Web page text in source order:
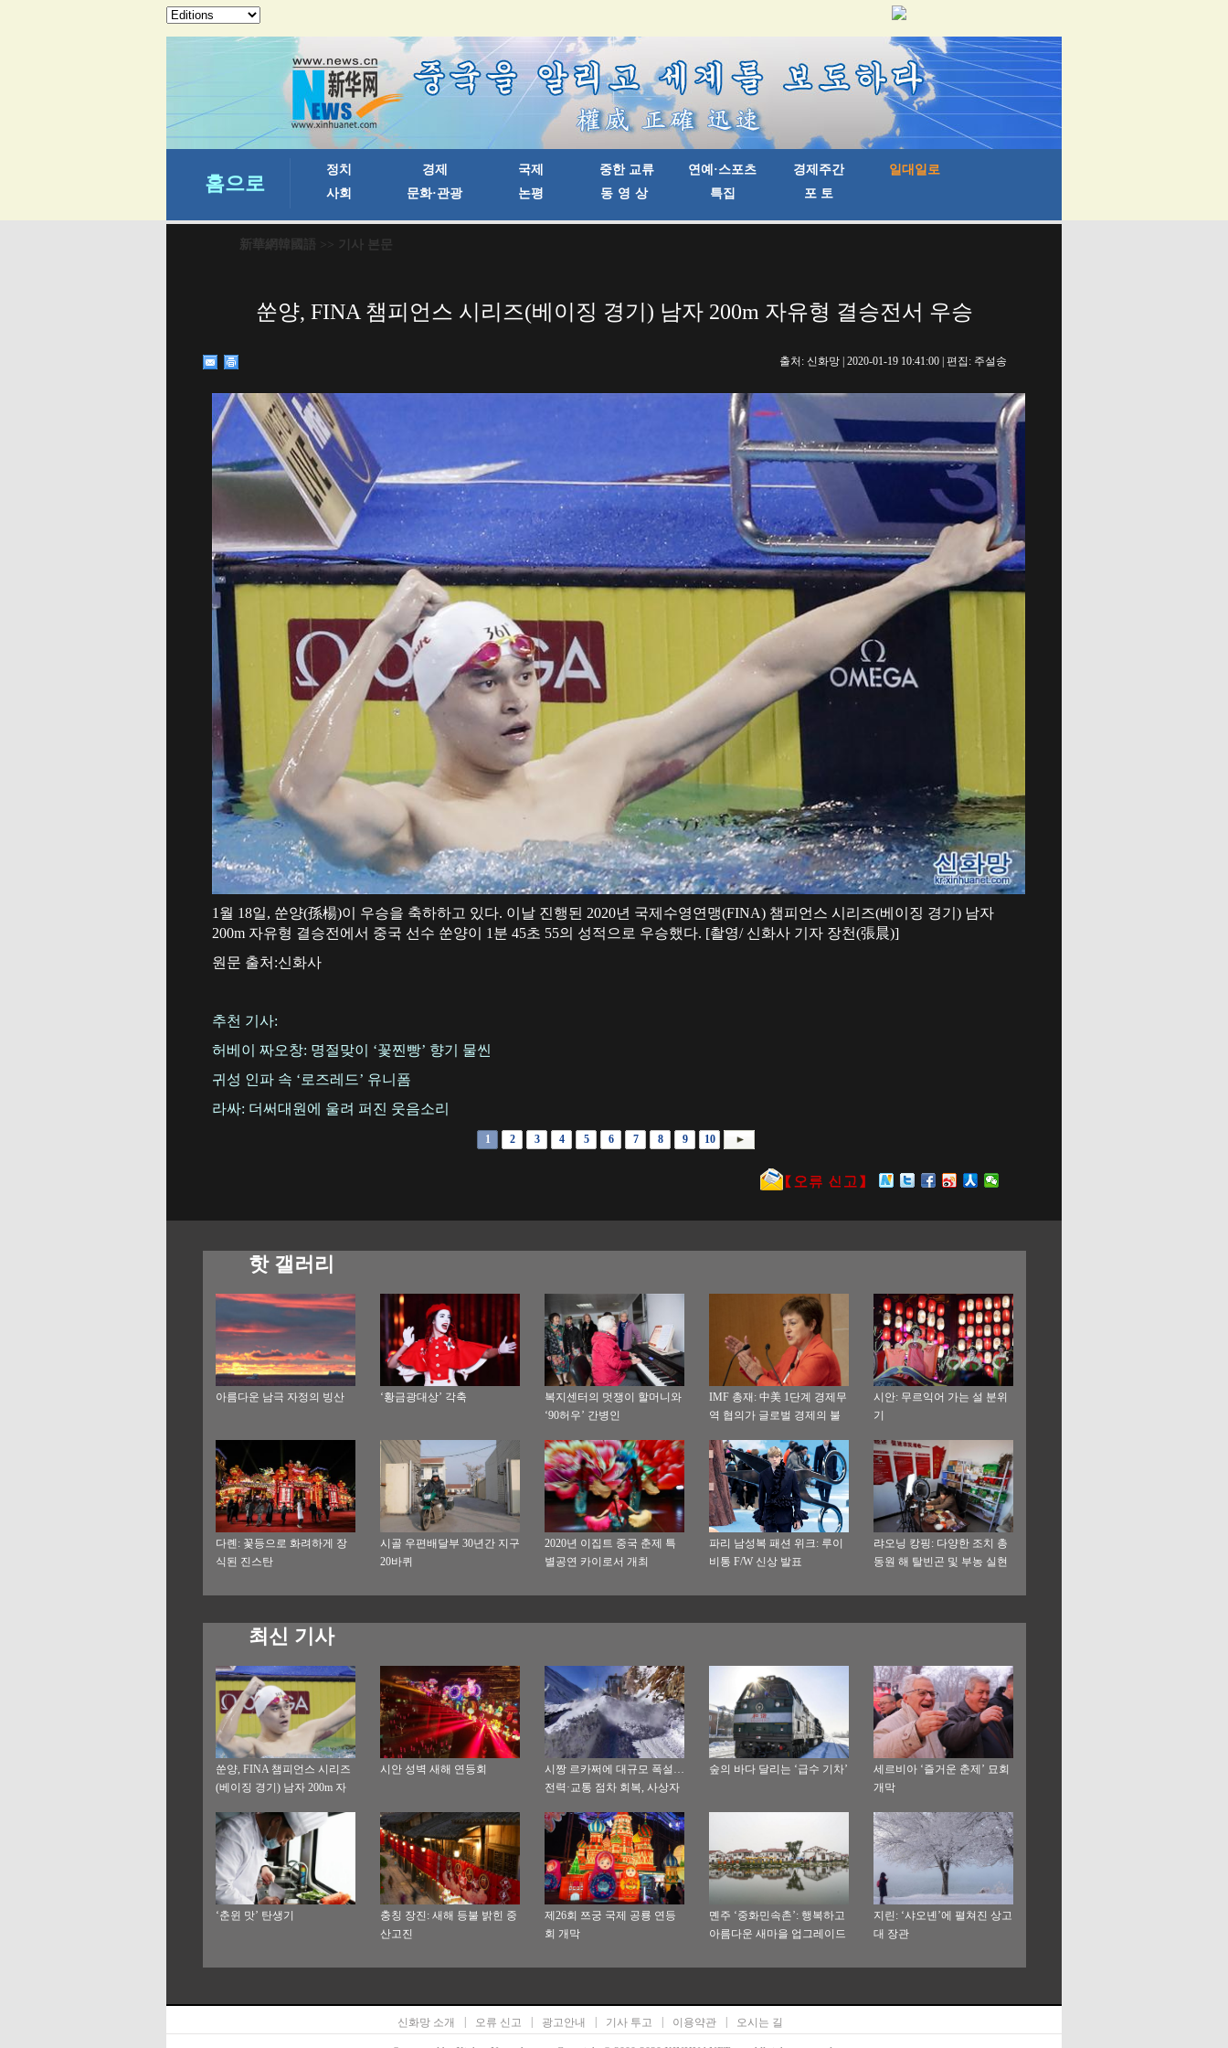
新華網韓國語 >> 기사 본문
쑨양, FINA 챔피언스 시리즈(베이징 경기) 남자 200m 자유형 결승전서 우승
출처: 신화망 | 2020-01-19 10:41:00 | 편집: 주설송
1월 18일, 쑨양(孫楊)이 우승을 축하하고 있다. 이날 진행된 2020년 국제수영연맹(FINA) 챔피언스 시리즈(베이징 경기) 남자
200m 자유형 결승전에서 중국 선수 쑨양이 1분 45초 55의 성적으로 우승했다. [촬영/ 신화사 기자 장천(張晨)]
원문 출처:신화사
추천 기사:
허베이 짜오창: 명절맞이 ‘꽃찐빵’ 향기 물씬
귀성 인파 속 ‘로즈레드’ 유니폼
라싸: 더써대원에 울려 퍼진 웃음소리
1 2 3 4 5 6 7 8 9 10
핫 갤러리
아름다운 남극 자정의 빙산 ‘황금광대상’ 각축
복지센터의 멋쟁이 할머니와
‘90허우’ 간병인
IMF 총재: 中美 1단계 경제무
역 협의가 글로벌 경제의 불
시안: 무르익어 가는 설 분위
기
다롄: 꽃등으로 화려하게 장
식된 진스탄
시골 우편배달부 30년간 지구
20바퀴
2020년 이집트 중국 춘제 특
별공연 카이로서 개최
파리 남성복 패션 위크: 루이
비통 F/W 신상 발표
랴오닝 캉핑: 다양한 조치 총
동원 해 탈빈곤 및 부농 실현
최신 기사
쑨양, FINA 챔피언스 시리즈
(베이징 경기) 남자 200m 자
시안 성벽 새해 연등회
시짱 르카쩌에 대규모 폭설…
전력·교통 점차 회복, 사상자
숲의 바다 달리는 ‘급수 기차’
세르비아 ‘즐거운 춘제’ 묘회
개막
‘춘윈 맛’ 탄생기
충칭 장진: 새해 등불 밝힌 중
산고진
제26회 쯔궁 국제 공룡 연등
회 개막
몐주 ‘중화민속촌’: 행복하고
아름다운 새마을 업그레이드
지린: ‘샤오녠’에 펼쳐진 상고
대 장관